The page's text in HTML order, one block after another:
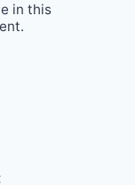
in this